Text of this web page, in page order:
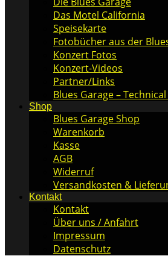
Das Motel California
Speisekarte
Fotobücher aus der
Konzert Fotos
Konzert-Videos
Partner/Links
Blues Garage – Technical
Shop
Blues Garage Shop
Warenkorb
Kasse
AGB
Widerruf
Versandkosten &
Kontakt
Kontakt
Über uns / Anfahrt
Impressum
Datenschutz